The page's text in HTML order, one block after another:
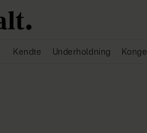
Kendte Underholdning